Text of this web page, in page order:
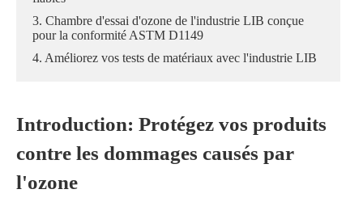
3. Chambre d'essai d'ozone de l'industrie LIB conçue
pour la conformité ASTM D1149
4. Améliorez vos tests de matériaux avec l'industrie LIB
Introduction: Protégez vos produits
contre les dommages causés par
l'ozone